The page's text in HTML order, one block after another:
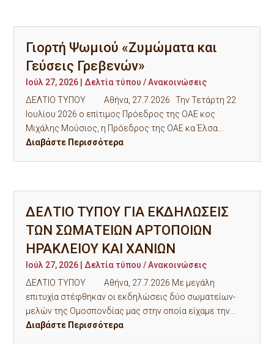
Γιορτή Ψωμιού «Ζυμώματα και
Γεύσεις Γρεβενών»
Ιούλ 27, 2026 |Δελτία τύπου / Ανακοινώσεις
ΔΕΛΤΙΟ ΤΥΠΟΥ Αθήνα, 27.7.2026 Την Τετάρτη 22
Ιουλίου 2026 ο επίτιμος Πρόεδρος της ΟΑΕ κος
Μιχάλης Μούσιος, η Πρόεδρος της ΟΑΕ κα Έλσα...
Διαβάστε Περισσότερα
ΔΕΛΤΙΟ ΤΥΠΟΥ ΓΙΑ ΕΚΔΗΛΩΣΕΙΣ
ΤΩΝ ΣΩΜΑΤΕΙΩΝ ΑΡΤΟΠΟΙΩΝ
ΗΡΑΚΛΕΙΟΥ ΚΑΙ ΧΑΝΙΩΝ
Ιούλ 27, 2026
Δελτία τύπου / Ανακοινώσεις
ΔΕΛΤΙΟ ΤΥΠΟΥ Αθήνα, 27.7.2026 Με μεγάλη
επιτυχία στέφθηκαν οι εκδηλώσεις δύο σωματείων-
μελών της Ομοσπονδίας μας στην οποία είχαμε την...
Διαβάστε Περισσότερα